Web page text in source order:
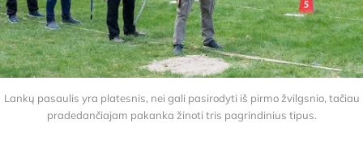
Lankų pasaulis yra platesnis, nei gali pasirodyti iš pirmo žvilgsnio, tačiau
pradedančiajam pakanka žinoti tris pagrindinius tipus.